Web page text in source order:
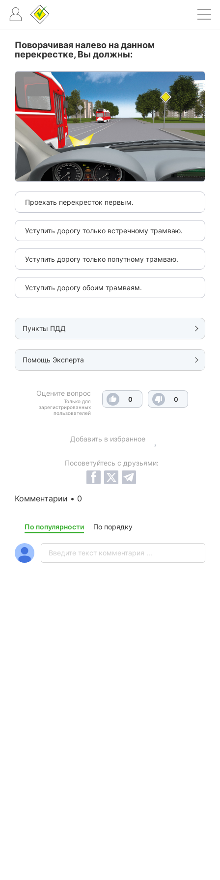
Поворачивая налево на данном
перекрестке, Вы должны:
Проехать перекресток первым.
Уступить дорогу только встречному трамваю.
Уступить дорогу только попутному трамваю.
Уступить дорогу обоим трамваям.
Пункты ПДД
Помощь Эксперта
Оцените вопрос
Только для
зарегистрированных
пользователей
0 0
Добавить в избранное
Посоветуйтесь с друзьями:
Комментарии • 0
По популярности По порядку